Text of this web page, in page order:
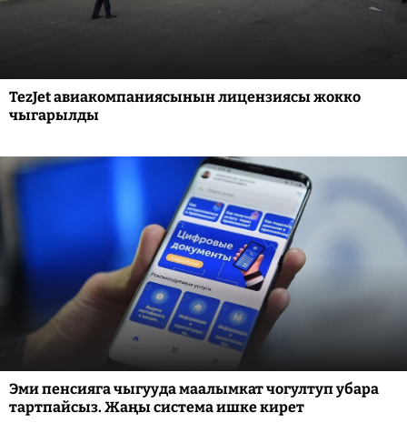
TezJet авиакомпаниясынын лицензиясы жокко
чыгарылды
Эми пенсияга чыгууда маалымкат чогултуп убара
тартпайсыз. Жаңы система ишке кирет